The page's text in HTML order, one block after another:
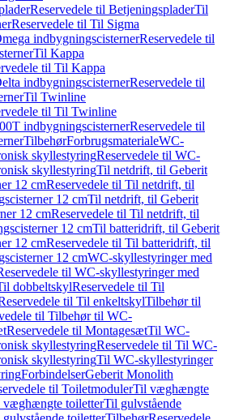
Reservedele til BetjeningspladerTil
Reservedele til Til Sigma
indbygningscisternerReservedele til
Til Kappa
til Til Kappa
indbygningscisternerReservedele til
Til Twinline
til Til Twinline
indbygningscisternerReservedele til
TilbehørForbrugsmaterialeWC-
skyllestyringReservedele til WC-
skyllestyringTil netdrift, til Geberit
12 cmReservedele til Til netdrift, til
12 cmTil netdrift, til Geberit
12 cmReservedele til Til netdrift, til
12 cmTil batteridrift, til Geberit
12 cmReservedele til Til batteridrift, til
12 cmWC-skyllestyringer med
til WC-skyllestyringer med
dobbeltskylReservedele til Til
til Til enkeltskylTilbehør til
til Tilbehør til WC-
Reservedele til MontagesætTil WC-
skyllestyringReservedele til Til WC-
skyllestyringTil WC-skyllestyringer
ForbindelserGeberit Monolith
til ToiletmodulerTil væghængte
væghængte toiletterTil gulvstående